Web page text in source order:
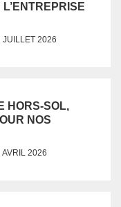
JUILLET 2026
HORS-SOL,
NOS
AVRIL 2026